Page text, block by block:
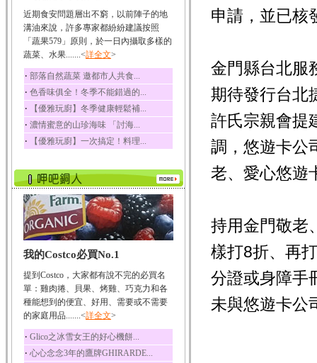
冬瓜
冬瓜營養價值高，鈉含
量極低是水腫病人的...
豆豉
豆豉裡頭含有營養的蛋
白質、脂肪、鈣、磷...
榛果
榛果裡所含的營養素有
蛋白質、脂肪、醣類...
迷迭香
酸、迷迭香酸、植物...
咖啡
咖啡中的咖啡因會刺激
中樞神經系統，特別...
椰子
椰子含有糖類、脂肪、
荔枝
荔枝性質溫和所含的營
養素有醣類、檸檬酸...
五味子
五味子性質溫熱所含營
養成分有揮發油、檸...
近期食安問題層出不窮，以前陣子的地
溝油來說，許多專家都紛紛建議按照
「蔬果579」原則，於一日內攝取多樣的
蔬菜、水果.......<詳全文>
‧ 部落自然蔬菜 邀都市人共食...
‧ 色香味俱全！冬季不能錯過的...
‧ 【優雅玩廚】冬季健康輕鬆補...
‧ 濃情蜜意的山珍海味 「討海...
‧ 【優雅玩廚】一次搞定！料理...
我的Costco必買No.1
提到Costco，大家都有說不完的必買名
單：雞肉捲、貝果、烤雞、巧克力和各
種能想到的便宜、好用、需要或不需要
的家庭用品.......<詳全文>
‧ Glico之冰雪女王的好心機餅...
‧ 心心念念3年的鷹牌GHIRARDE...
申請，並已核
金門縣台北服
期待發行台北
許氏宗親會提
調，悠遊卡公
老、愛心悠遊
持用金門敬老
樣打8折、再
分證或身障手
未與悠遊卡公